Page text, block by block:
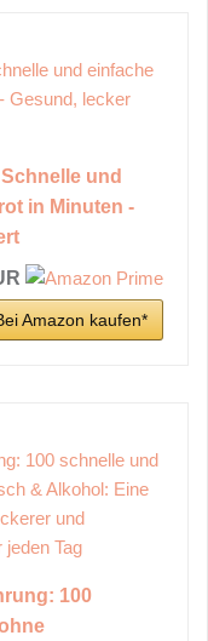
und
in Minuten -
Amazon kaufen*
100